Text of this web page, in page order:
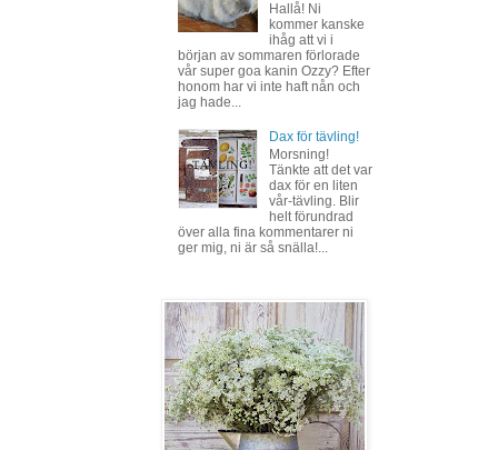
Hallå! Ni
kommer kanske
ihåg att vi i
början av sommaren förlorade
vår super goa kanin Ozzy? Efter
honom har vi inte haft nån och
jag hade...
Dax för tävling!
Morsning!
Tänkte att det var
dax för en liten
vår-tävling. Blir
helt förundrad
över alla fina kommentarer ni
ger mig, ni är så snälla!...